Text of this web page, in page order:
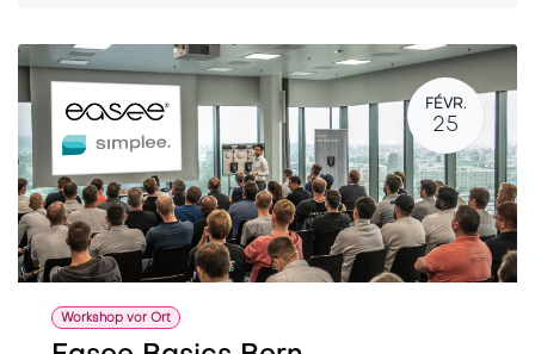
FÉVR.
25
Workshop vor Ort